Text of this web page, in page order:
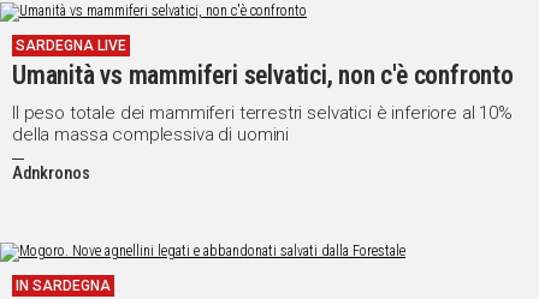
SARDEGNA LIVE
Umanità vs mammiferi selvatici, non c'è confronto
Il peso totale dei mammiferi terrestri selvatici è inferiore al 10%
della massa complessiva di uomini
Adnkronos
IN SARDEGNA